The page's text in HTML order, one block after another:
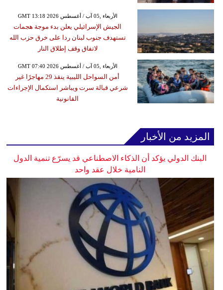
GMT 13:18 2026 الأربعاء ,05 آب / أغسطس
الجيش الإسرائيلي يعلن بدء موجة هجمات
تستهدف جنوب لبنان ردا على خرق حزب الله
لاتفاق وقف إطلاق النار
GMT 07:40 2026 الأربعاء ,05 آب / أغسطس
أمن السواحل الليبية ينقذ 29 مهاجرًا غير
شرعي قبالة سرت ويباشر استكمال الإجراءات
القانونية
المزيد من الأخبار
البنك الدولي يؤكد أن الذكاء الاصطناعي قد يسرّع تنمية الدول
النامية خلال عقد واحد